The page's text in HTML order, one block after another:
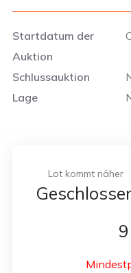
Startdatum der
Auktion
Schlussauktion
Lage
Lot kommt näher